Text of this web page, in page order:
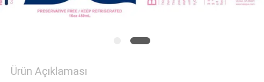
Ürün Açıklaması